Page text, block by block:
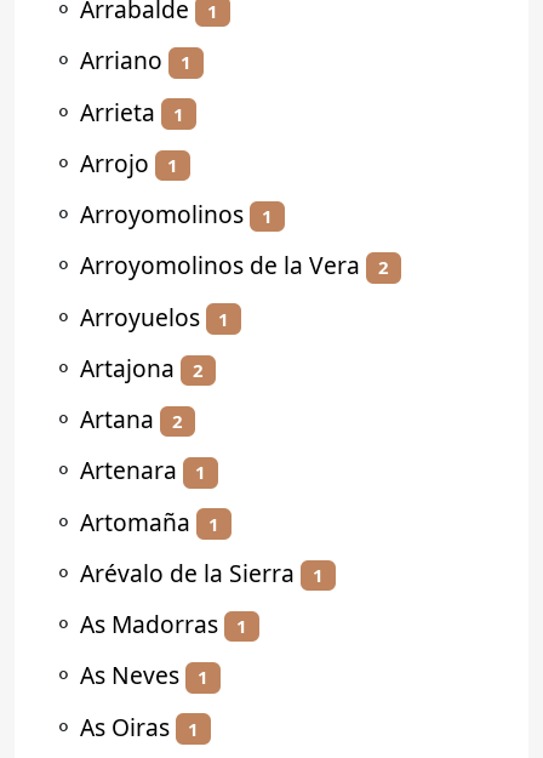
⚬ Arrabalde 1
⚬ Arriano 1
⚬ Arrieta 1
⚬ Arrojo 1
⚬ Arroyomolinos 1
⚬ Arroyomolinos de la Vera 2
⚬ Arroyuelos 1
⚬ Artajona 2
⚬ Artana 2
⚬ Artenara 1
⚬ Artomaña 1
⚬ Arévalo de la Sierra 1
⚬ As Madorras 1
⚬ As Neves 1
⚬ As Oiras 1